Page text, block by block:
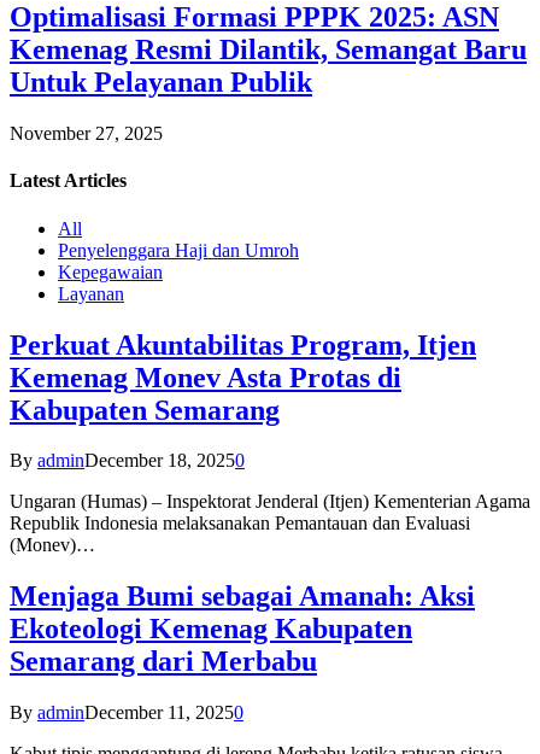
Optimalisasi Formasi PPPK 2025: ASN
Kemenag Resmi Dilantik, Semangat Baru
Untuk Pelayanan Publik
November 27, 2025
Latest Articles
All
Penyelenggara Haji dan Umroh
Kepegawaian
Layanan
Perkuat Akuntabilitas Program, Itjen
Kemenag Monev Asta Protas di
Kabupaten Semarang
By adminDecember 18, 20250
Ungaran (Humas) – Inspektorat Jenderal (Itjen) Kementerian Agama
Republik Indonesia melaksanakan Pemantauan dan Evaluasi
(Monev)…
Menjaga Bumi sebagai Amanah: Aksi
Ekoteologi Kemenag Kabupaten
Semarang dari Merbabu
By adminDecember 11, 20250